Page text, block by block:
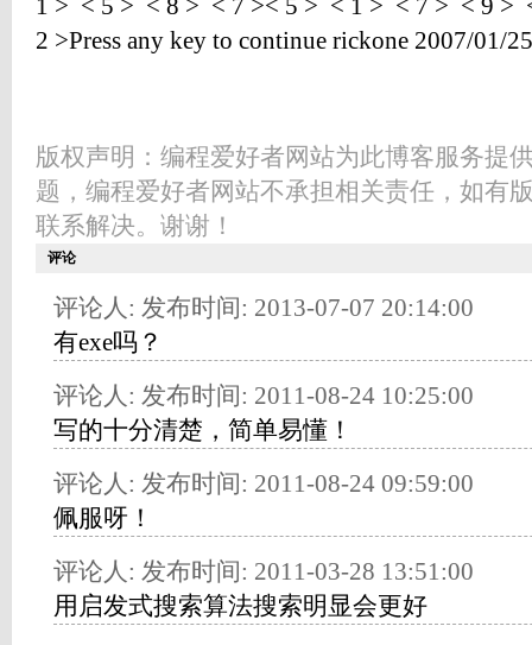
1 > < 5 > < 8 > < 7 >< 5 > < 1 > < 7 > < 9
2 >Press any key to continue rickone 2007/01/25
版权声明：编程爱好者网站为此博客服务提
题，编程爱好者网站不承担相关责任，如有
联系解决。谢谢！
评论
评论人: 发布时间: 2013-07-07 20:14:00
有exe吗？
评论人: 发布时间: 2011-08-24 10:25:00
写的十分清楚，简单易懂！
评论人: 发布时间: 2011-08-24 09:59:00
佩服呀！
评论人: 发布时间: 2011-03-28 13:51:00
用启发式搜索算法搜索明显会更好